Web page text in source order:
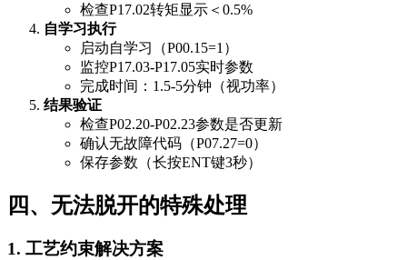
检查P17.02转矩显示＜0.5%
自学习执行
启动自学习（P00.15=1）
监控P17.03-P17.05实时参数
完成时间：1.5-5分钟（视功率）
结果验证
检查P02.20-P02.23参数是否更新
确认无故障代码（P07.27=0）
保存参数（长按ENT键3秒）
四、无法脱开的特殊处理
1. 工艺约束解决方案